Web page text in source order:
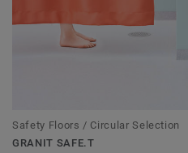
Safety Floors / Circular Selection
GRANIT SAFE.T